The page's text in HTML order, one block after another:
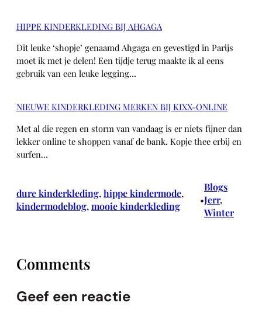
HIPPE KINDERKLEDING BIJ AHGAGA
Dit leuke ‘shopje’ genaamd Ahgaga en gevestigd in Parijs
moet ik met je delen! Een tijdje terug maakte ik al eens
gebruik van een leuke legging…
NIEUWE KINDERKLEDING MERKEN BIJ KIXX-ONLINE
Met al die regen en storm van vandaag is er niets fijner dan
lekker online te shoppen vanaf de bank. Kopje thee erbij en
surfen…
dure kinderkleding, hippe kindermode
kindermodeblog, mooie kinderkleding •
Blogs
Jerr,
Winter
Comments
Geef een reactie